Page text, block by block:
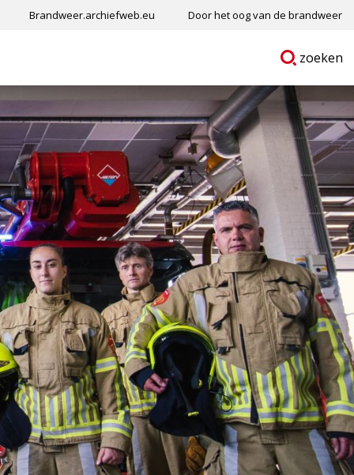
Brandweer.archiefweb.eu Door het oog van de brandweer
Ga
zoeken